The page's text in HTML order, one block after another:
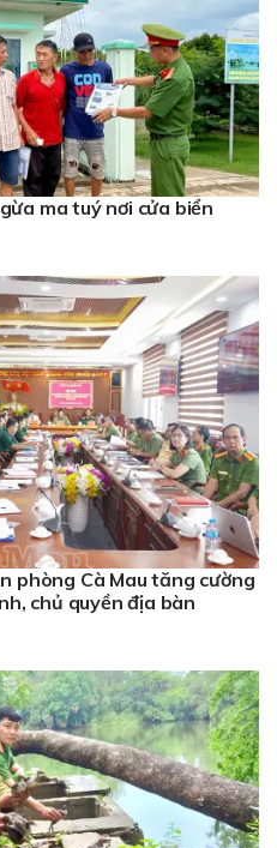
ma tuý nơi cửa biển
phòng Cà Mau tăng cường
chủ quyền địa bàn